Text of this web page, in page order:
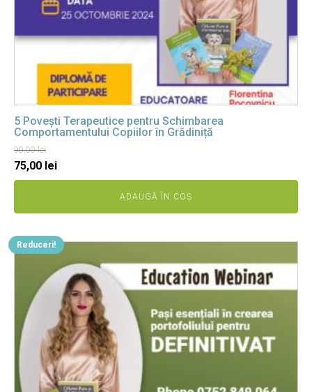
5 Povești Terapeutice pentru Schimbarea
Comportamentului Copiilor în Grădiniță
90,00lei
Prețul
inițial
fost:
90,00 lei.
75,00 leiPrețul
curent
75,00 lei.
ADAUGĂ ÎN COȘ
Reduceri!